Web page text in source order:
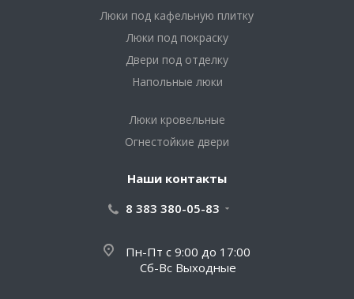
Люки под кафельную плитку
Люки под покраску
Двери под отделку
Напольные люки
Люки кровельные
Огнестойкие двери
Наши контакты
8 383 380-05-83
Пн-Пт с 9:00 до 17:00
Сб-Вс Выходные